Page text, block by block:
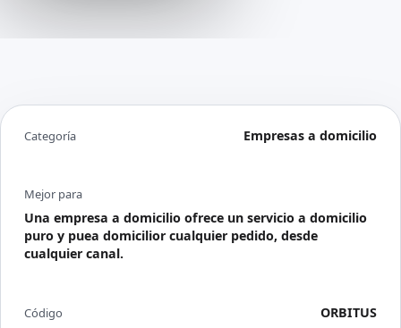
Categoría Empresas a domicilio
Mejor para
Una empresa a domicilio ofrece un servicio a domicilio
puro y puea domicilior cualquier pedido, desde
cualquier canal.
Código ORBITUS